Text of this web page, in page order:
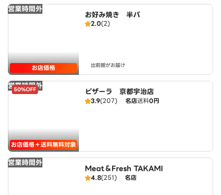
営業時間外
お店価格
お好み焼き 半バ
2.0(2)
出前館がお届け
営業時間外
50%OFF
お店価格＋送料無料対象
ピザーラ 京都宇治店
3.9(207) 名店送料0円
営業時間外
Meat＆Fresh TAKAMI
4.8(251) 名店